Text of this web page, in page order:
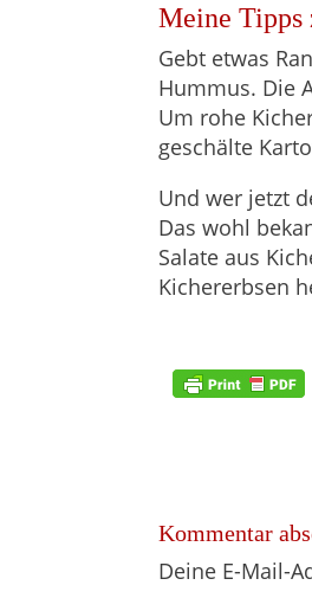
Meine Tipps
Gebt etwas
Hummus. Die
Um rohe
geschälte
Und wer jetzt
Das wohl
Salate aus
Kichererbsen
Kommentar
Deine E-Mail-